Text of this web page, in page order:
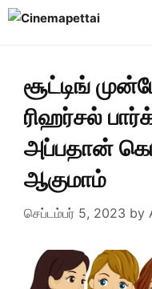
Skip
சூட்டிங்
ரிஹர்சல்
அப்பதான்
ஆகுமாம்
செப்டம்பர் 5, 2023 by